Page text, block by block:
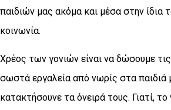
παιδιών μας ακόμα και μέσα στην ίδια
κοινωνία.
Χρέος των γονιών είναι να δώσουμε
σωστά εργαλεία από νωρίς στα παιδιά
κατακτήσουνε τα όνειρά τους. Γιατί, το